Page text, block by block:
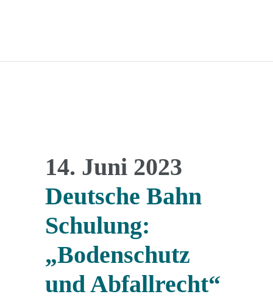
14. Juni 2023
Deutsche Bahn
Schulung:
„Bodenschutz
und Abfallrecht“